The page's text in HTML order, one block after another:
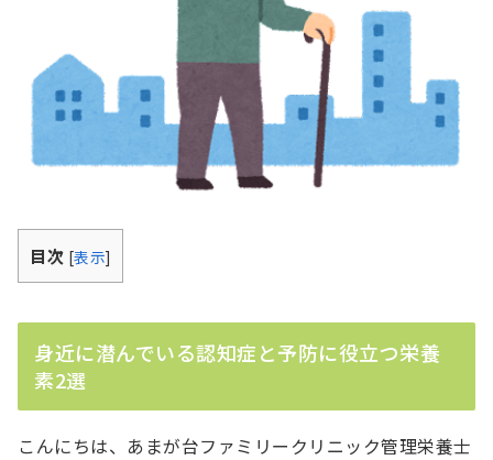
目次 [表示]
身近に潜んでいる認知症と予防に役立つ栄養
素2選
こんにちは、あまが台ファミリークリニック管理栄養士